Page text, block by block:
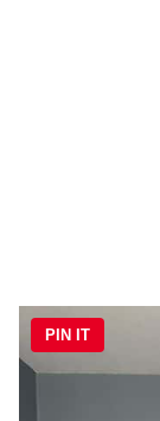
PIN IT